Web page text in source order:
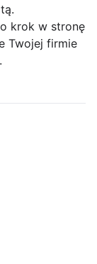
krok w stronę
Twojej firmie